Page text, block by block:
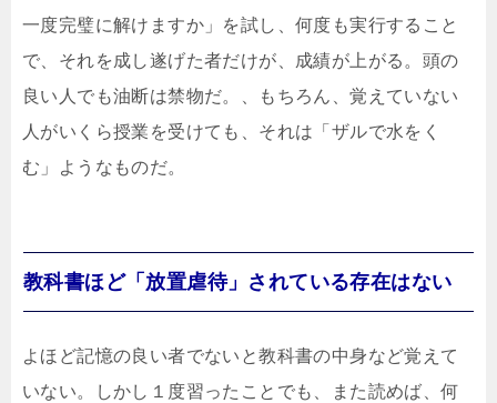
一度完璧に解けますか」を試し、何度も実行すること
で、それを成し遂げた者だけが、成績が上がる。頭の
良い人でも油断は禁物だ。、もちろん、覚えていない
人がいくら授業を受けても、それは「ザルで水をく
む」ようなものだ。
教科書ほど「放置虐待」されている存在はない
よほど記憶の良い者でないと教科書の中身など覚えて
いない。しかし１度習ったことでも、また読めば、何